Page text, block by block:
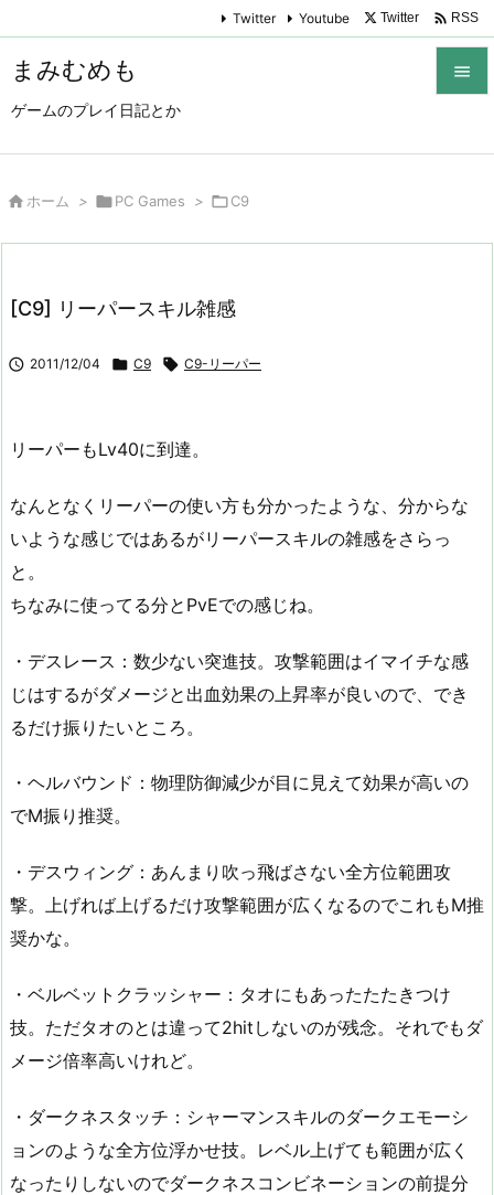
まみむめも
ゲームのプレイ日記とか

Twitter Youtube Twitter  RSS
 ホーム > PC Games > C9
[C9] リーパースキル雑感
 2011/12/04  C9  C9-リーパー
リーパーもLv40に到達。
なんとなくリーパーの使い方も分かったような、分からな
いような感じではあるがリーパースキルの雑感をさらっ
と。
ちなみに使ってる分とPvEでの感じね。
・デスレース：数少ない突進技。攻撃範囲はイマイチな感
じはするがダメージと出血効果の上昇率が良いので、でき
るだけ振りたいところ。
・ヘルバウンド：物理防御減少が目に見えて効果が高いの
でM振り推奨。
・デスウィング：あんまり吹っ飛ばさない全方位範囲攻
撃。上げれば上げるだけ攻撃範囲が広くなるのでこれもM推
奨かな。
・ベルベットクラッシャー：タオにもあったたたきつけ
技。ただタオのとは違って2hitしないのが残念。それでもダ
メージ倍率高いけれど。
・ダークネスタッチ：シャーマンスキルのダークエモーシ
ョンのような全方位浮かせ技。レベル上げても範囲が広く
なったりしないのでダークネスコンビネーションの前提分